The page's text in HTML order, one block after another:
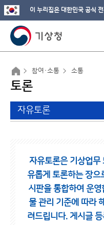
이 누리집은 대한민국 공식
참여·소통 소통
토론
자유토론
자유토론은 기상업무
유롭게 토론하는 장으
시판을 통합하여 운영
물 관리 기준에 따라
려드립니다. 게시글